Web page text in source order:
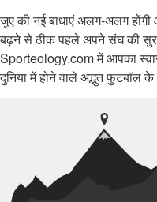
जुए की नई बाधाएं अलग-अलग
बढ़ने से ठीक पहले अपने संघ की
Sporteology.com में आपका
दुनिया में होने वाले अद्भुत फुटबॉल के